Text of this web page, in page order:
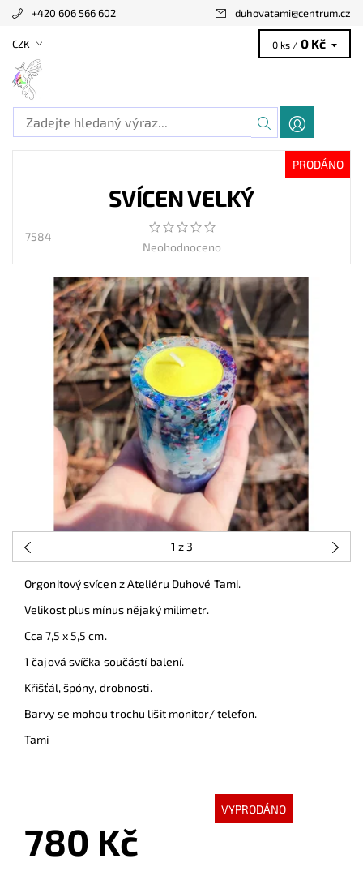
+420 606 566 602 duhovatami@centrum.cz
CZK 0 ks / 0 Kč
PRODÁNO
SVÍCEN VELKÝ
7584
Neohodnoceno
1 z 3
Orgonitový svícen z Ateliéru Duhové Tami.
Velikost plus mínus nějaký milimetr.
Cca 7,5 x 5,5 cm.
1 čajová svíčka součástí balení.
Křišťál, špóny, drobnosti.
Barvy se mohou trochu lišit monitor/ telefon.
Tami
VYPRODÁNO
780 Kč